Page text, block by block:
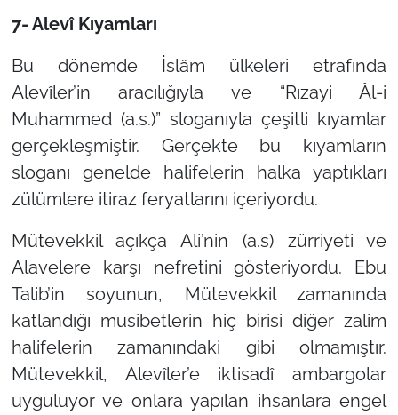
7- Alevî Kıyamları
Bu dönemde İslâm ülkeleri etrafında
Alevîler’in aracılığıyla ve “Rızayi Âl-i
Muhammed (a.s.)” sloganıyla çeşitli kıyamlar
gerçekleşmiştir. Gerçekte bu kıyamların
sloganı genelde halifelerin halka yaptıkları
zülümlere itiraz feryatlarını içeriyordu.
Mütevekkil açıkça Ali’nin (a.s) zürriyeti ve
Alavelere karşı nefretini gösteriyordu. Ebu
Talib’in soyunun, Mütevekkil zamanında
katlandığı musibetlerin hiç birisi diğer zalim
halifelerin zamanındaki gibi olmamıştır.
Mütevekkil, Alevîler’e iktisadî ambargolar
uyguluyor ve onlara yapılan ihsanlara engel